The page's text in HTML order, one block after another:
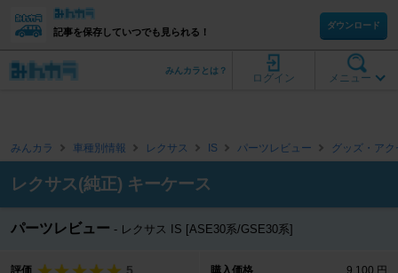
記事を保存していつでも見られる！
ダウンロード
メニュー
ログイン
みんカラとは？
みんカラ 車種別情報 レクサス IS パーツレビュー グッズ・ア
レクサス(純正) キーケース
パーツレビュー レクサス IS [ASE30系/GSE30系]
評価 5 購入価格 9,100 円